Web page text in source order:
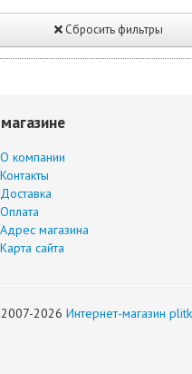
Сбросить фильтры
О компании
Контакты
Доставка
Оплата
Адрес магазина
Карта сайта
2026 Интернет-магазин